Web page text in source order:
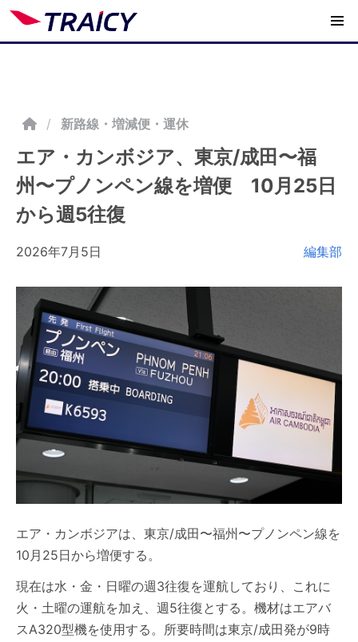
/ 新路線・増減便・運休
エア・カンボジア、東京/成田〜福
州〜プノンペン線を増便 10月25日
から週5往復
2026年7月5日 編集部
エア・カンボジアは、東京/成田〜福州〜プノンペン線を
10月25日から増便する。
現在は水・金・日曜の週3往復を運航しており、これに
火・土曜の運航を加え、週5往復とする。機材はエアバ
スA320型機を使用する。所要時間は東京/成田発が9時